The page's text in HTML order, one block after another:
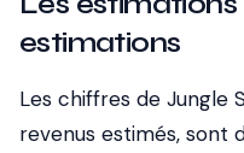
estimations
Les chiffres de Jungle
revenus estimés, sont